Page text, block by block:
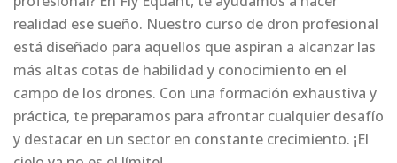
realidad ese sueño. Nuestro curso de dron profesional
está diseñado para aquellos que aspiran a alcanzar las
más altas cotas de habilidad y conocimiento en el
campo de los drones. Con una formación exhaustiva y
práctica, te preparamos para afrontar cualquier desafío
y destacar en un sector en constante crecimiento. ¡El